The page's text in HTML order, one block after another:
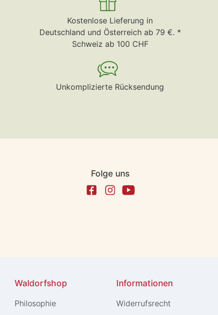
Kostenlose Lieferung in
Deutschland und Österreich ab 79 €. *
Schweiz ab 100 CHF
Unkomplizierte Rücksendung
Folge uns
Waldorfshop
Philosophie
Informationen
Widerrufs­recht